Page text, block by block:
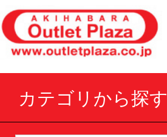
カテゴリから探す